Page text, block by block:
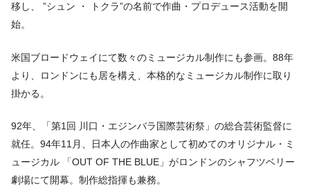
移し、 ”シュン ・ トクラ”の名前で作曲・プロデュース活動を開
始。
米国ブロードウェイにて数々のミュージカル制作にも参画。88年
より、ロンドンにも居を構え、本格的なミュージカル制作に取り
掛かる。
92年、「第1回 川口・エジンバラ国際芸術祭」の総合芸術監督に
就任。94年11月、日本人の作曲家として初めてのオリジナル・ミ
ュージカル 「OUT OF THE BLUE」がロンドンのシャフツベリー
劇場にて開幕。制作総指揮も兼務。